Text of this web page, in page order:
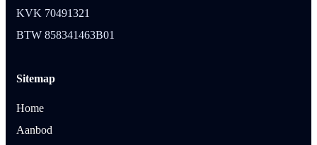
KVK 70491321
BTW 858341463B01
Sitemap
Home
Aanbod